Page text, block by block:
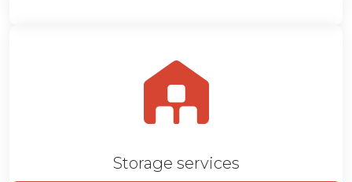
Storage services